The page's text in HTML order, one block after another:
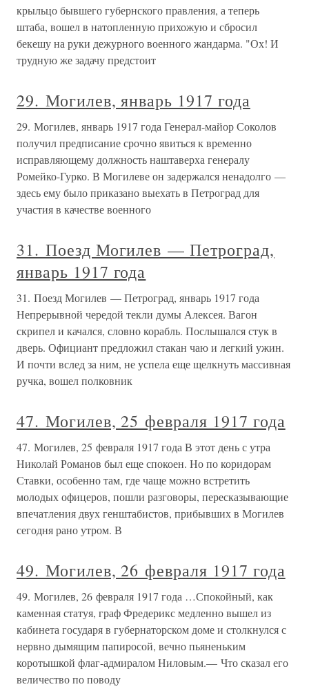
крыльцо бывшего губернского правления, а теперь
штаба, вошел в натопленную прихожую и сбросил
бекешу на руки дежурного военного жандарма. "Ох! И
трудную же задачу предстоит
29. Могилев, январь 1917 года
29. Могилев, январь 1917 года Генерал-майор Соколов
получил предписание срочно явиться к временно
исправляющему должность наштаверха генералу
Ромейко-Гурко. В Могилеве он задержался ненадолго —
здесь ему было приказано выехать в Петроград для
участия в качестве военного
31. Поезд Могилев — Петроград,
январь 1917 года
31. Поезд Могилев — Петроград, январь 1917 года
Непрерывной чередой текли думы Алексея. Вагон
скрипел и качался, словно корабль. Послышался стук в
дверь. Официант предложил стакан чаю и легкий ужин.
И почти вслед за ним, не успела еще щелкнуть массивная
ручка, вошел полковник
47. Могилев, 25 февраля 1917 года
47. Могилев, 25 февраля 1917 года В этот день с утра
Николай Романов был еще спокоен. Но по коридорам
Ставки, особенно там, где чаще можно встретить
молодых офицеров, пошли разговоры, пересказывающие
впечатления двух генштабистов, прибывших в Могилев
сегодня рано утром. В
49. Могилев, 26 февраля 1917 года
49. Могилев, 26 февраля 1917 года …Спокойный, как
каменная статуя, граф Фредерикс медленно вышел из
кабинета государя в губернаторском доме и столкнулся с
нервно дымящим папиросой, вечно пьяненьким
коротышкой флаг-адмиралом Ниловым.— Что сказал его
величество по поводу